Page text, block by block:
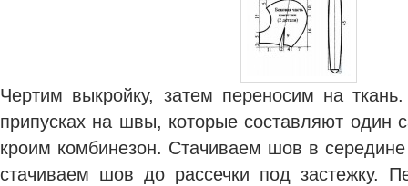
Чертим выкройку, затем переносим на
припусках на швы, которые составляют один
кроим комбинезон. Стачиваем шов в
стачиваем шов до рассечки под застежку.